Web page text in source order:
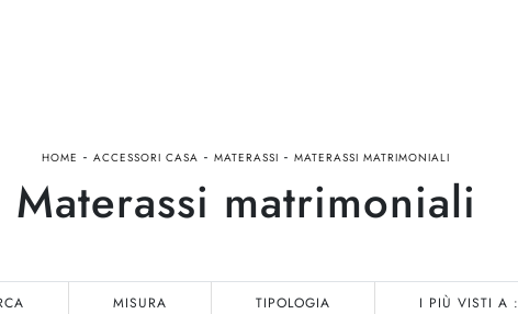
HOME - ACCESSORI CASA - MATERASSI - MATERASSI MATRIMONIALI
Materassi matrimoniali
MISURA TIPOLOGIA I PIÙ VISTI A :